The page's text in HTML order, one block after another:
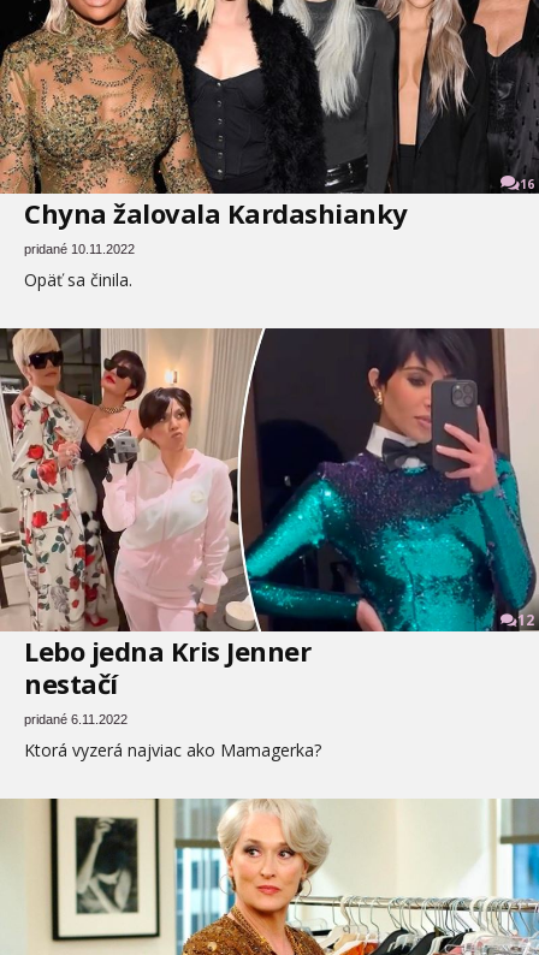
16
Chyna žalovala Kardashianky
pridané 10.11.2022
Opäť sa činila.
12
Lebo jedna Kris Jenner
nestačí
pridané 6.11.2022
Ktorá vyzerá najviac ako Mamagerka?